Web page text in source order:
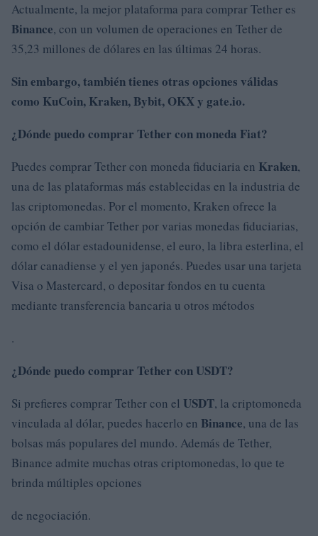
Actualmente, la mejor plataforma para comprar Tether es
Binance, con un volumen de operaciones en Tether de
35,23 millones de dólares en las últimas 24 horas.
Sin embargo, también tienes otras opciones válidas
como KuCoin, Kraken, Bybit, OKXy gate.io.
¿Dónde puedo comprar Tether con moneda Fiat?
Puedes comprar Tether con moneda fiduciaria en Kraken,
una de las plataformas más establecidas en la industria de
las criptomonedas. Por el momento, Kraken ofrece la
opción de cambiar Tether por varias monedas fiduciarias,
como el dólar estadounidense, el euro, la libra esterlina, el
dólar canadiense y el yen japonés. Puedes usar una tarjeta
Visa o Mastercard, o depositar fondos en tu cuenta
mediante transferencia bancaria u otros métodos
.
¿Dónde puedo comprar Tether con USDT?
Si prefieres comprar Tether con el USDT, la criptomoneda
vinculada al dólar, puedes hacerlo en Binance, una de las
bolsas más populares del mundo. Además de Tether,
Binance admite muchas otras criptomonedas, lo que te
brinda múltiples opciones
de negociación.